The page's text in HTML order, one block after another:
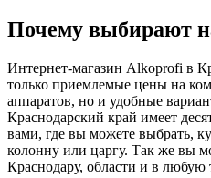
Почему выбирают
Интернет-магазин Alkoprofi в
только приемлемые цены на
аппаратов, но и удобные
Краснодарский край имеет
вами, где вы можете выбрать,
колонну или царгу. Так же вы
Краснодару, области и в любую